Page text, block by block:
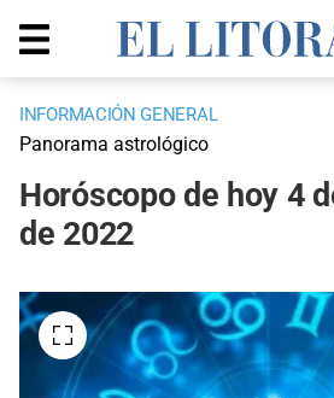
INFORMACIÓN GENERAL
Panorama astrológico
Horóscopo de hoy 4
de 2022